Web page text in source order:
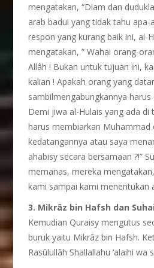
mengatakan, “Diam dan
arab badui yang tidak tahu apa-
respon yang kurang baik ini, al-
mengatakan, ” Wahai orang-
Allâh ! Bukan untuk tujuan ini,
kalian ! Apakah orang yang
sambilmengabungkannya harus
Demi jiwa al-Hulais yang ada di
harus membiarkan Muhammad
kedatangannya atau saya
ahabisy secara bersamaan ?!”
memanas, mereka
kami sampai kami menentukan
3. Mikrâz bin Hafsh dan
Kemudian Quraisy mengutus
buruk yaitu Mikrâz bin Hafsh.
Rasûlullâh Shallallahu ‘alaihi wa